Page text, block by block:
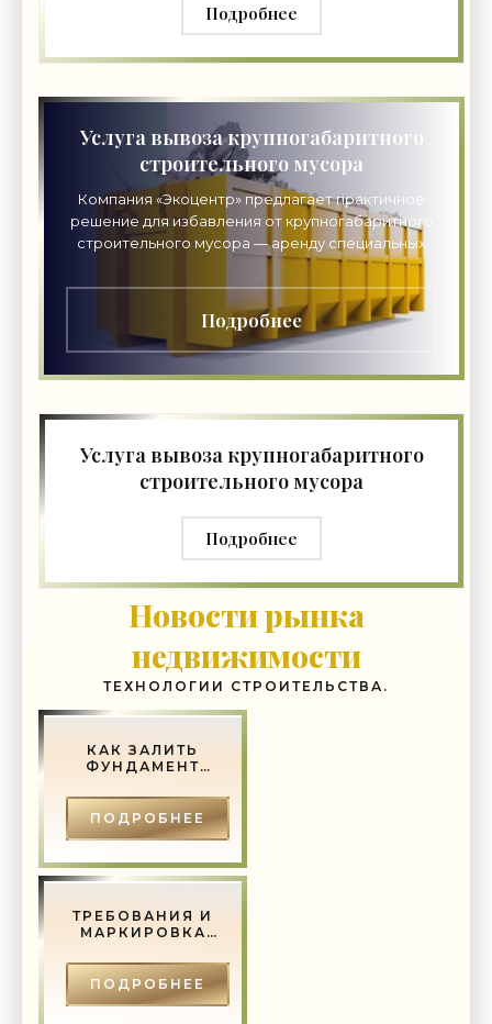
Подробнее
Услуга вывоза крупногабаритного
строительного мусора
Компания «Экоцентр» предлагает практичное
решение для избавления от крупногабаритного
строительного мусора — аренду специальных
контейнеров. Наши эксперты помогут
подобрать подходящий
Подробнее
Услуга вывоза крупногабаритного
строительного мусора
Подробнее
Новости рынка
недвижимости
ТЕХНОЛОГИИ СТРОИТЕЛЬСТВА.
КАК ЗАЛИТЬ
ФУНДАМЕНТ
ПОДРОБНЕЕ
ТРЕБОВАНИЯ И
МАРКИРОВКА
МЕТАЛЛИЧЕСКИХ
ДВЕРЕЙ -
СТРОИТЕЛЬСТВО
ПОДРОБНЕЕ